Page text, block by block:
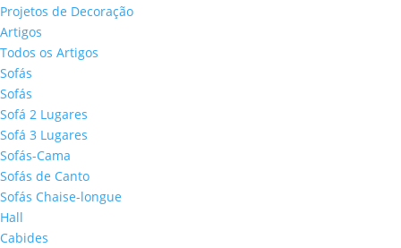
Projetos de Decoração
Artigos
Todos os Artigos
Sofás
Sofás
Sofá 2 Lugares
Sofá 3 Lugares
Sofás-Cama
Sofás de Canto
Sofás Chaise-longue
Hall
Cabides